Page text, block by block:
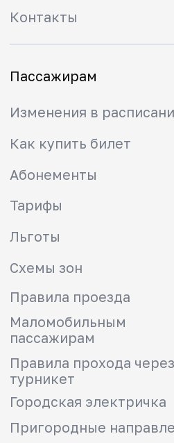
Мы в социальных сетях
Купить билеты в приложении РЖД
8-800-775-00-00
Вопрос-ответ
Найти забытые вещи
Вернуть денежные средства
info@kep23.ru